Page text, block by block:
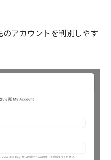
のアカウントを判別しやす